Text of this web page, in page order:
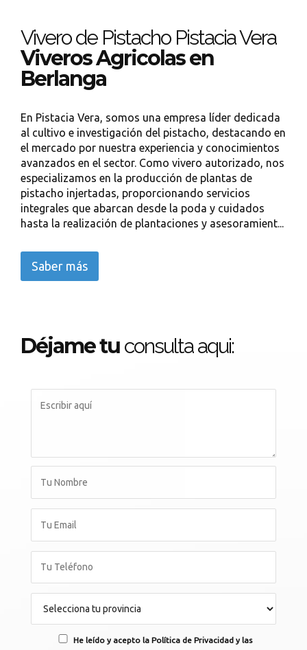
Vivero de Pistacho Pistacia Vera
Viveros Agricolas en
Berlanga
En Pistacia Vera, somos una empresa líder dedicada
al cultivo e investigación del pistacho, destacando en
el mercado por nuestra experiencia y conocimientos
avanzados en el sector. Como vivero autorizado, nos
especializamos en la producción de plantas de
pistacho injertadas, proporcionando servicios
integrales que abarcan desde la poda y cuidados
hasta la realización de plantaciones y asesoramient...
Saber más
Déjame tu consulta aqui:
He leído y acepto la Política de Privacidad y las